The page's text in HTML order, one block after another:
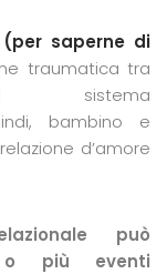
saperne di
traumatica tra
sistema
bambino e
d’amore
può
o più eventi